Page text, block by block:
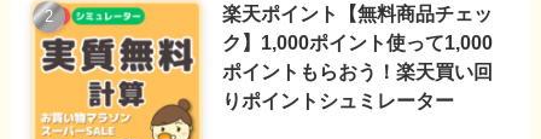
楽天ポイント【無料商品チェッ
ク】1,000ポイント使って1,000
ポイントもらおう！楽天買い回
りポイントシュミレーター